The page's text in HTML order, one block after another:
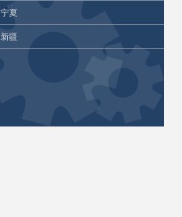
宁夏
新疆